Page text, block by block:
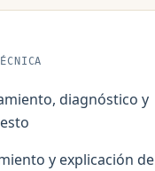
diagnóstico y
y explicación de